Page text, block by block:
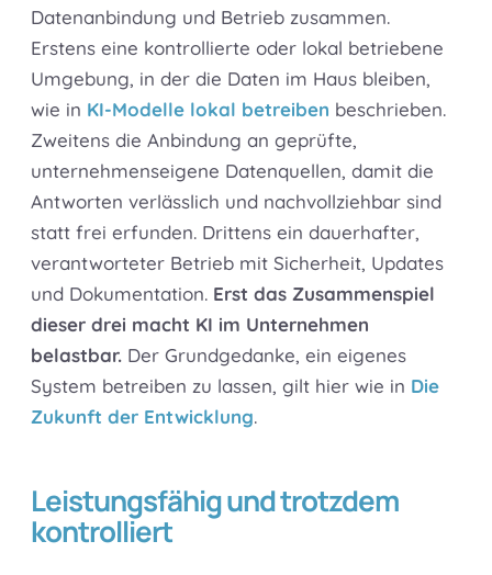
Datenanbindung und Betrieb zusammen.
Erstens eine kontrollierte oder lokal betriebene
Umgebung, in der die Daten im Haus bleiben,
wie in KI-Modelle lokal betreiben beschrieben.
Zweitens die Anbindung an geprüfte,
unternehmenseigene Datenquellen, damit die
Antworten verlässlich und nachvollziehbar sind
statt frei erfunden. Drittens ein dauerhafter,
verantworteter Betrieb mit Sicherheit, Updates
und Dokumentation. Erst das Zusammenspiel
dieser drei macht KI im Unternehmen
belastbar. Der Grundgedanke, ein eigenes
System betreiben zu lassen, gilt hier wie in Die
Zukunft der Entwicklung.
Leistungsfähig und trotzdem
kontrolliert